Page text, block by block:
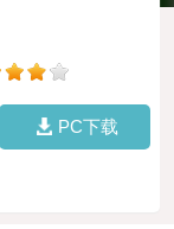
PC下载